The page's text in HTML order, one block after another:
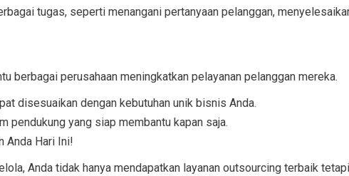
tugas, seperti menangani pertanyaan pelanggan,
berbagai perusahaan meningkatkan pelayanan pelanggan mereka.
disesuaikan dengan kebutuhan unik bisnis Anda.
pendukung yang siap membantu kapan saja.
Anda Hari Ini!
Anda tidak hanya mendapatkan layanan outsourcing terbaik